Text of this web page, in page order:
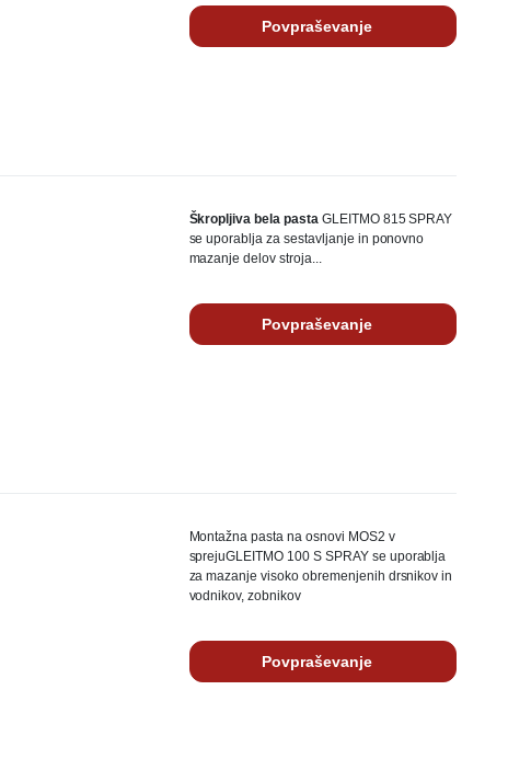
Povpraševanje
Škropljiva bela pasta GLEITMO 815 SPRAY
se uporablja za sestavljanje in ponovno
mazanje delov stroja...
Povpraševanje
Montažna pasta na osnovi MOS2 v
sprejuGLEITMO 100 S SPRAY se uporablja
za mazanje visoko obremenjenih drsnikov in
vodnikov, zobnikov
Povpraševanje